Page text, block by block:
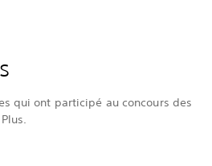
qui ont participé au concours des